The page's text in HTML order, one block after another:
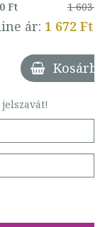
Ft 1 603 Ft
ár: 1 672 Ft
Kosárba